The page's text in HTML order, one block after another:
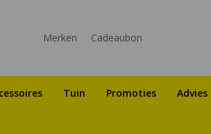
Merken Cadeaubon
Tuin Promoties